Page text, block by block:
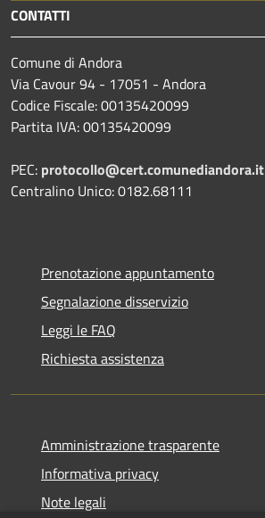
CONTATTI
Comune di Andora
Via Cavour 94 - 17051 - Andora
Codice Fiscale: 00135420099
Partita IVA: 00135420099
PEC: protocollo@cert.comunediandora.it
Centralino Unico: 0182.68111
Prenotazione appuntamento
Segnalazione disservizio
Leggi le FAQ
Richiesta assistenza
Amministrazione trasparente
Informativa privacy
Note legali